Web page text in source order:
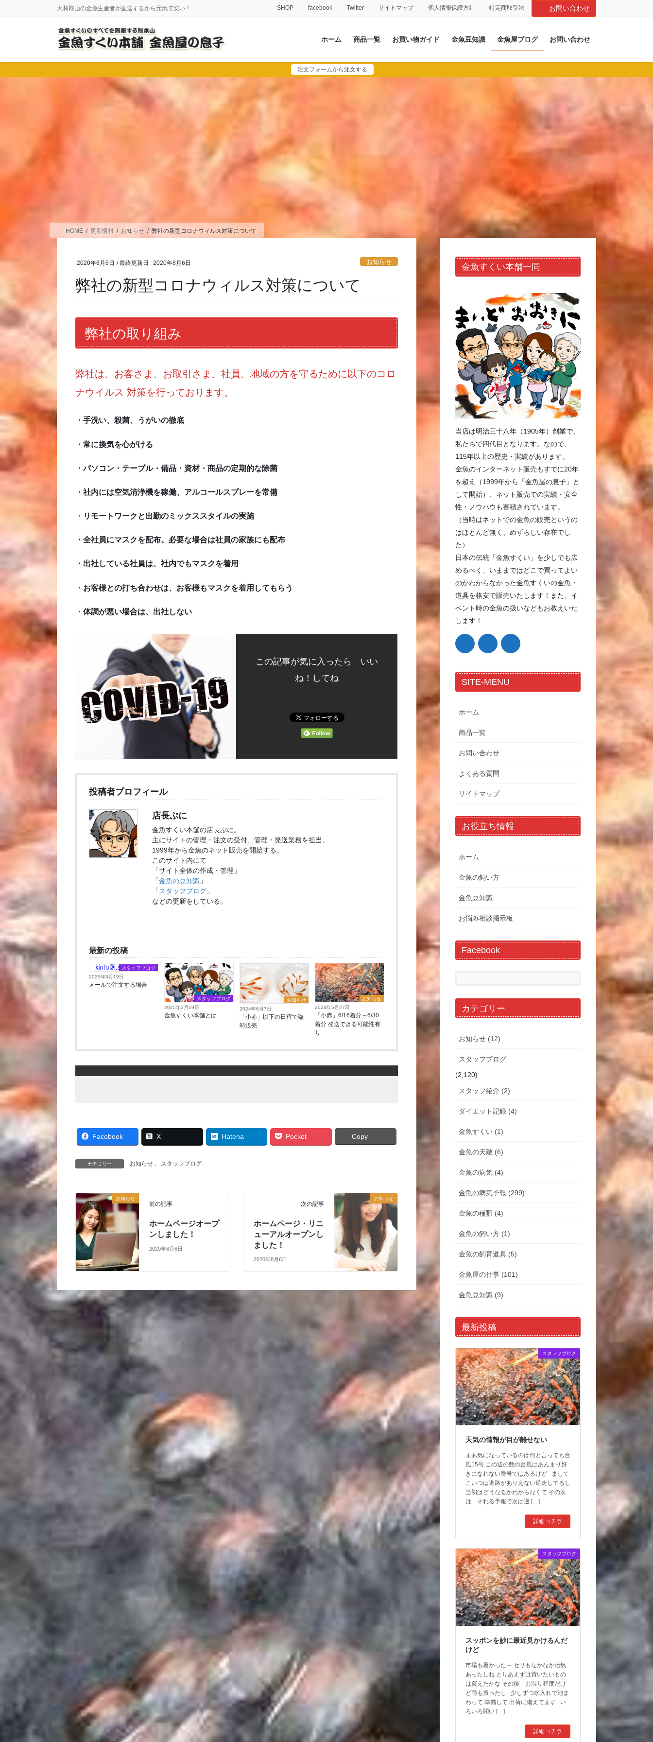
に
移
ョ
ン
大和郡山の金魚生産者が直送するから元気で安い！ SHOP facebook Twitter サイトマップ 個人情報保護方針 特定商取引法 お問い合わせ
ホーム 商品一覧 お買い物ガイド 金魚豆知識 金魚屋ブログ お問い合わせ
注文フォームから注文する
HOME 更新情報 お知らせ 弊社の新型コロナウィルス対策について
2020年8月6日 / 最終更新日 :2020年8月6日 お知らせ
弊社の新型コロナウィルス対策について
弊社の取り組み
弊社は、お客さま、お取引さま、社員、地域の方を守るために以下のコロ
ナウイルス 対策を行っております。
・手洗い、殺菌、うがいの徹底
・常に換気を心がける
・パソコン・テーブル・備品・資材・商品の定期的な除菌
・社内には空気清浄機を稼働、アルコールスプレーを常備
・ リモートワークと出勤のミックススタイルの実施
・全社員にマスクを配布。必要な場合は社員の家族にも配布
・出社している社員は、社内でもマスクを着用
・ お客様との打ち合わせは、お客様もマスクを着用してもらう
・体調が悪い場合は、出社しない
この記事が気に入ったら いい
ね！してね
投稿者プロフィール
店長ぷに
金魚すくい本舗の店長ぷに。
主にサイトの管理・注文の受付、管理・発送業務を担当。
1999年から金魚のネット販売を開始する。
このサイト内にて
「サイト全体の作成・管理」
「金魚の豆知識 」
「 スタッフブログ 」
などの更新をしている。
最新の投稿
スタッフブログ
2025年3月19日
メールで注文する場合
スタッフブログ
2025年3月19日
金魚すくい本舗とは
お知らせ
2024年6月7日
「小赤」以下の日程で臨
時販売
お知らせ
2024年5月27日
「小赤」6/16着分～6/30
着分 発送できる可能性有
り
Facebook X Hatena Pocket Copy
カテゴリー お知らせ 、 スタッフブログ
お知らせ
前の記事
ホームページオープ
ンしました！
2020年8月6日
お知らせ
次の記事
ホームページ・リニ
ューアルオープンし
ました！
2020年8月6日
金魚すくい本舗一同
当店は明治三十八年（1905年）創業で、
私たちで四代目となります。なので、
115年以上の歴史・実績があります。
金魚のインターネット販売もすでに20年
を超え（1999年から「金魚屋の息子」と
して開始）、ネット販売での実績・安全
性・ノウハウも蓄積されています。
（当時はネットでの金魚の販売というの
はほとんど無く、めずらしい存在でし
た）
日本の伝統「金魚すくい」を少しでも広
めるべく、いままではどこで買ってよい
のかわからなかった金魚すくいの金魚・
道具を格安で販売いたします！また、イ
ベント時の金魚の扱いなどもお教えいた
します！
SITE-MENU
ホーム
商品一覧
お問い合わせ
よくある質問
サイトマップ
お役立ち情報
ホーム
金魚の飼い方
金魚豆知識
お悩み相談掲示板
Facebook
カテゴリー
お知らせ (12)
スタッフブログ
(2,120)
スタッフ紹介 (2)
ダイエット記録 (4)
金魚すくい (1)
金魚の天敵 (6)
金魚の病気 (4)
金魚の病気予報 (299)
金魚の種類 (4)
金魚の飼い方 (1)
金魚の飼育道具 (5)
金魚屋の仕事 (101)
金魚豆知識 (9)
最新投稿
スタッフブログ
天気の情報が目が離せない
まあ気になっているのは何と言っても台
風15号 この辺の数の台風はあんまり好
きになれない番号ではあるけど まして
こいつは進路がありえない逆走してるし
当初はどうなるかわからなくて その次
は それる予報で次は逆 […]
詳細コチラ
スタッフブログ
スッポンを妙に最近見かけるんだ
けど
市場も暑かった～ セリもなかなか活気
あったしね とりあえずは買いたいもの
は買えたかな その後 お湿り程度だけ
ど雨も振ったし 少しずつ水入れで池ま
わって 準備して 出荷に備えてます い
ろいろ聞い […]
詳細コチラ